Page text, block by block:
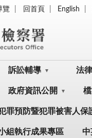
覽 回首頁 English
訴訟輔導 法
政府資訊公開
罪預防暨犯罪被害人保
組執行成果專區